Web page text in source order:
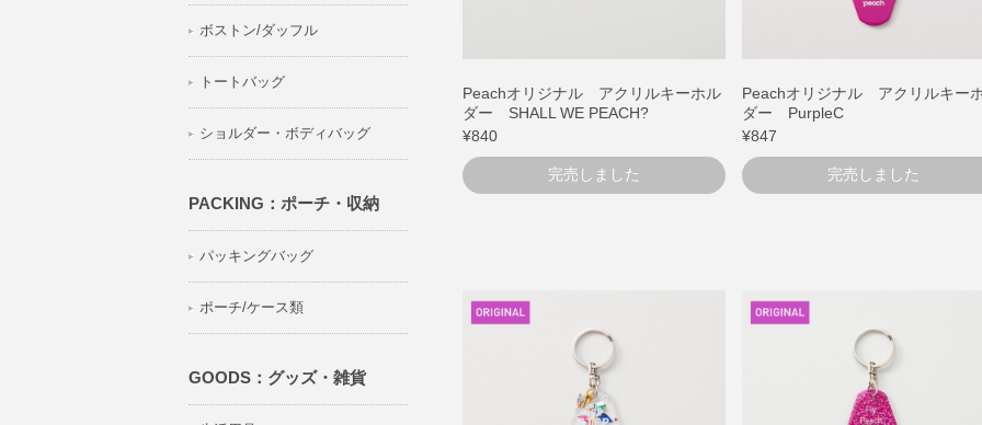
ボストン/ダッフル
トートバッグ
ショルダー・ボディバッグ
PACKING：ポーチ・収納
パッキングバッグ
ポーチ/ケース類
GOODS：グッズ・雑貨
Peachオリジナル アクリルキーホル
ダー SHALL WE PEACH?
¥840
完売しました
Peachオリジナル アクリルキー
ダー PurpleC
¥847
完売しました